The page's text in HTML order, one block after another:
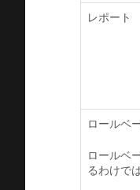
レポート
ロールベ
ロールベ
るわけで